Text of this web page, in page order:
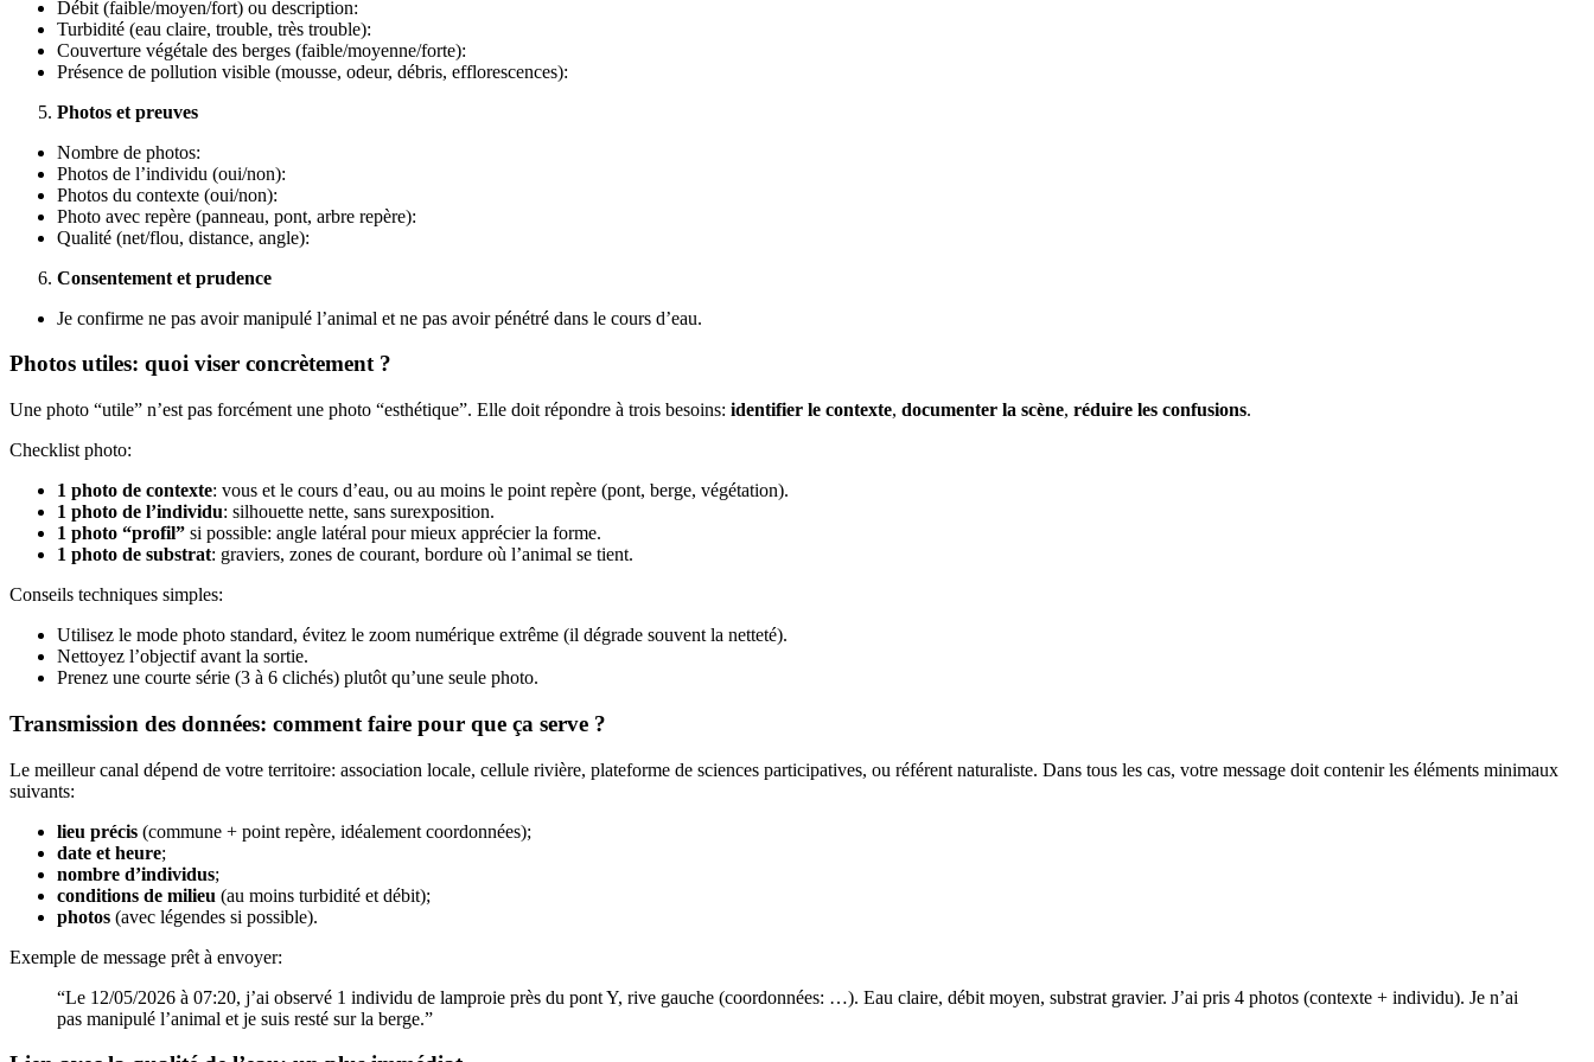
Débit (faible/moyen/fort) ou description:
Turbidité (eau claire, trouble, très trouble):
Couverture végétale des berges (faible/moyenne/forte):
Présence de pollution visible (mousse, odeur, débris, efflorescences):
Photos et preuves
Nombre de photos:
Photos de l’individu (oui/non):
Photos du contexte (oui/non):
Photo avec repère (panneau, pont, arbre repère):
Qualité (net/flou, distance, angle):
Consentement et prudence
Je confirme ne pas avoir manipulé l’animal et ne pas avoir pénétré dans le cours d’eau.
Photos utiles: quoi viser concrètement ?
Une photo “utile” n’est pas forcément une photo “esthétique”. Elle doit répondre à trois besoins: identifier le contexte, documenter la scène, réduire les confusions.
Checklist photo:
1 photo de contexte: vous et le cours d’eau, ou au moins le point repère (pont, berge, végétation).
1 photo de l’individu: silhouette nette, sans surexposition.
1 photo “profil” si possible: angle latéral pour mieux apprécier la forme.
1 photo de substrat: graviers, zones de courant, bordure où l’animal se tient.
Conseils techniques simples:
Utilisez le mode photo standard, évitez le zoom numérique extrême (il dégrade souvent la netteté).
Nettoyez l’objectif avant la sortie.
Prenez une courte série (3 à 6 clichés) plutôt qu’une seule photo.
Transmission des données: comment faire pour que ça serve ?
Le meilleur canal dépend de votre territoire: association locale, cellule rivière, plateforme de sciences participatives, ou référent naturaliste. Dans tous les cas, votre message doit contenir les éléments minimaux
suivants:
lieu précis (commune + point repère, idéalement coordonnées);
date et heure;
nombre d’individus;
conditions de milieu (au moins turbidité et débit);
photos (avec légendes si possible).
Exemple de message prêt à envoyer:
“Le 12/05/2026 à 07:20, j’ai observé 1 individu de lamproie près du pont Y, rive gauche (coordonnées: …). Eau claire, débit moyen, substrat gravier. J’ai pris 4 photos (contexte + individu). Je n’ai
pas manipulé l’animal et je suis resté sur la berge.”